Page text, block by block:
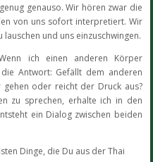
genauso. Wir hören zwar die
von uns sofort interpretiert. Wir
und uns einzuschwingen.
ich einen anderen Körper
Antwort: Gefällt dem anderen
oder reicht der Druck aus?
zu sprechen, erhalte ich in den
ein Dialog zwischen beiden
Dinge, die Du aus der Thai